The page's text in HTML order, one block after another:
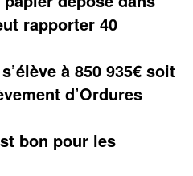
rapporter 40
à 850 935€ soit
d’Ordures
bon pour les